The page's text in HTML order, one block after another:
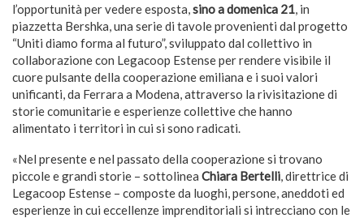
l’opportunità per vedere esposta, sino a domenica 21 , in
piazzetta Bershka, una serie di tavole provenienti dal progetto
“Uniti diamo forma al futuro”, sviluppato dal collettivo in
collaborazione con Legacoop Estense per rendere visibile il
cuore pulsante della cooperazione emiliana e i suoi valori
unificanti, da Ferrara a Modena, attraverso la rivisitazione di
storie comunitarie e esperienze collettive che hanno
alimentato i territori in cui si sono radicati.
«Nel presente e nel passato della cooperazione si trovano
piccole e grandi storie – sottolinea Chiara Bertelli , direttrice di
Legacoop Estense – composte da luoghi, persone, aneddoti ed
esperienze in cui eccellenze imprenditoriali si intrecciano con le